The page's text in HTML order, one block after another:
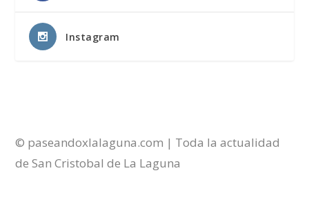
Instagram
© paseandoxlalaguna.com | Toda la actualidad
de San Cristobal de La Laguna